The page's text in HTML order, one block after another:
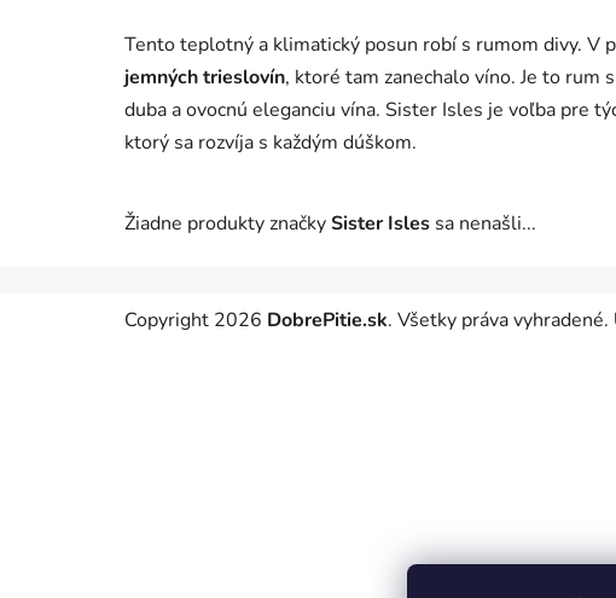
Tento teplotný a klimatický posun robí s rumom divy. V
jemných trieslovín, ktoré tam zanechalo víno. Je to
duba a ovocnú eleganciu vína. Sister Isles je voľba pre
ktorý sa rozvíja s každým dúškom.
Žiadne produkty značkySister Isles sa nenašli...
Copyright 2026 DobrePitie.sk. Všetky práva vyhradené.